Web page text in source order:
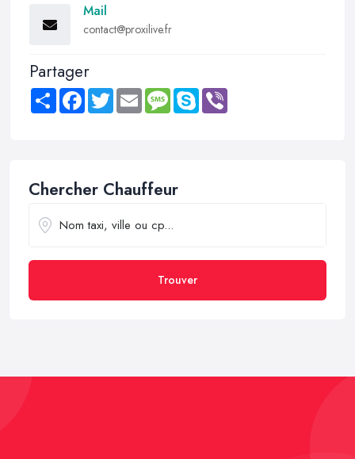
Mail
contact@proxilive.fr
Partager
Share FacebookTwitter Email MessageSkype
Chercher Chauffeur
Trouver